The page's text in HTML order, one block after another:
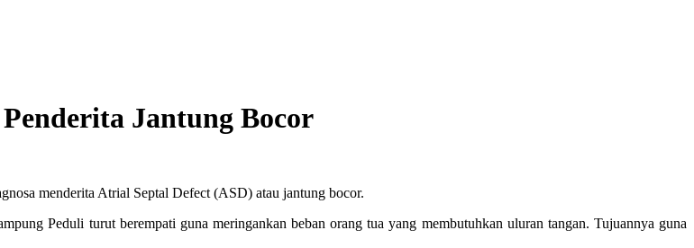
Jantung Bocor
menderita Atrial Septal Defect (ASD) atau jantung bocor.
Peduli turut berempati guna meringankan beban orang tua yang membutuhkan uluran tangan. Tujuannya guna